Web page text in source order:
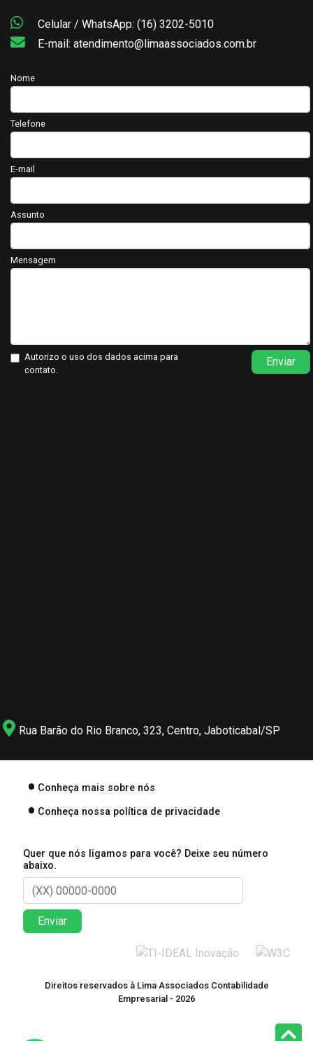
Celular / WhatsApp: (16) 3202-5010
E-mail: atendimento@limaassociados.com.br
Nome
Telefone
E-mail
Assunto
Mensagem
Autorizo o uso dos dados acima para
contato.
Enviar
Rua Barão do Rio Branco, 323, Centro, Jaboticabal/SP
Conheça mais sobre nós
Conheça nossa política de privacidade
Quer que nós ligamos para você? Deixe seu número
abaixo.
Enviar
Direitos reservados à Lima Associados Contabilidade
Empresarial - 2026